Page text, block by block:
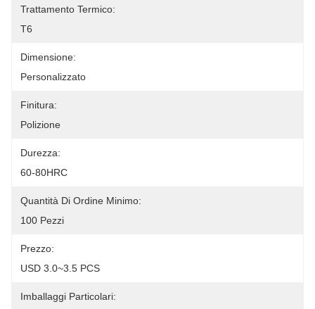
Trattamento Termico:
T6
Dimensione:
Personalizzato
Finitura:
Polizione
Durezza:
60-80HRC
Quantità Di Ordine Minimo:
100 Pezzi
Prezzo:
USD 3.0~3.5 PCS
Imballaggi Particolari: